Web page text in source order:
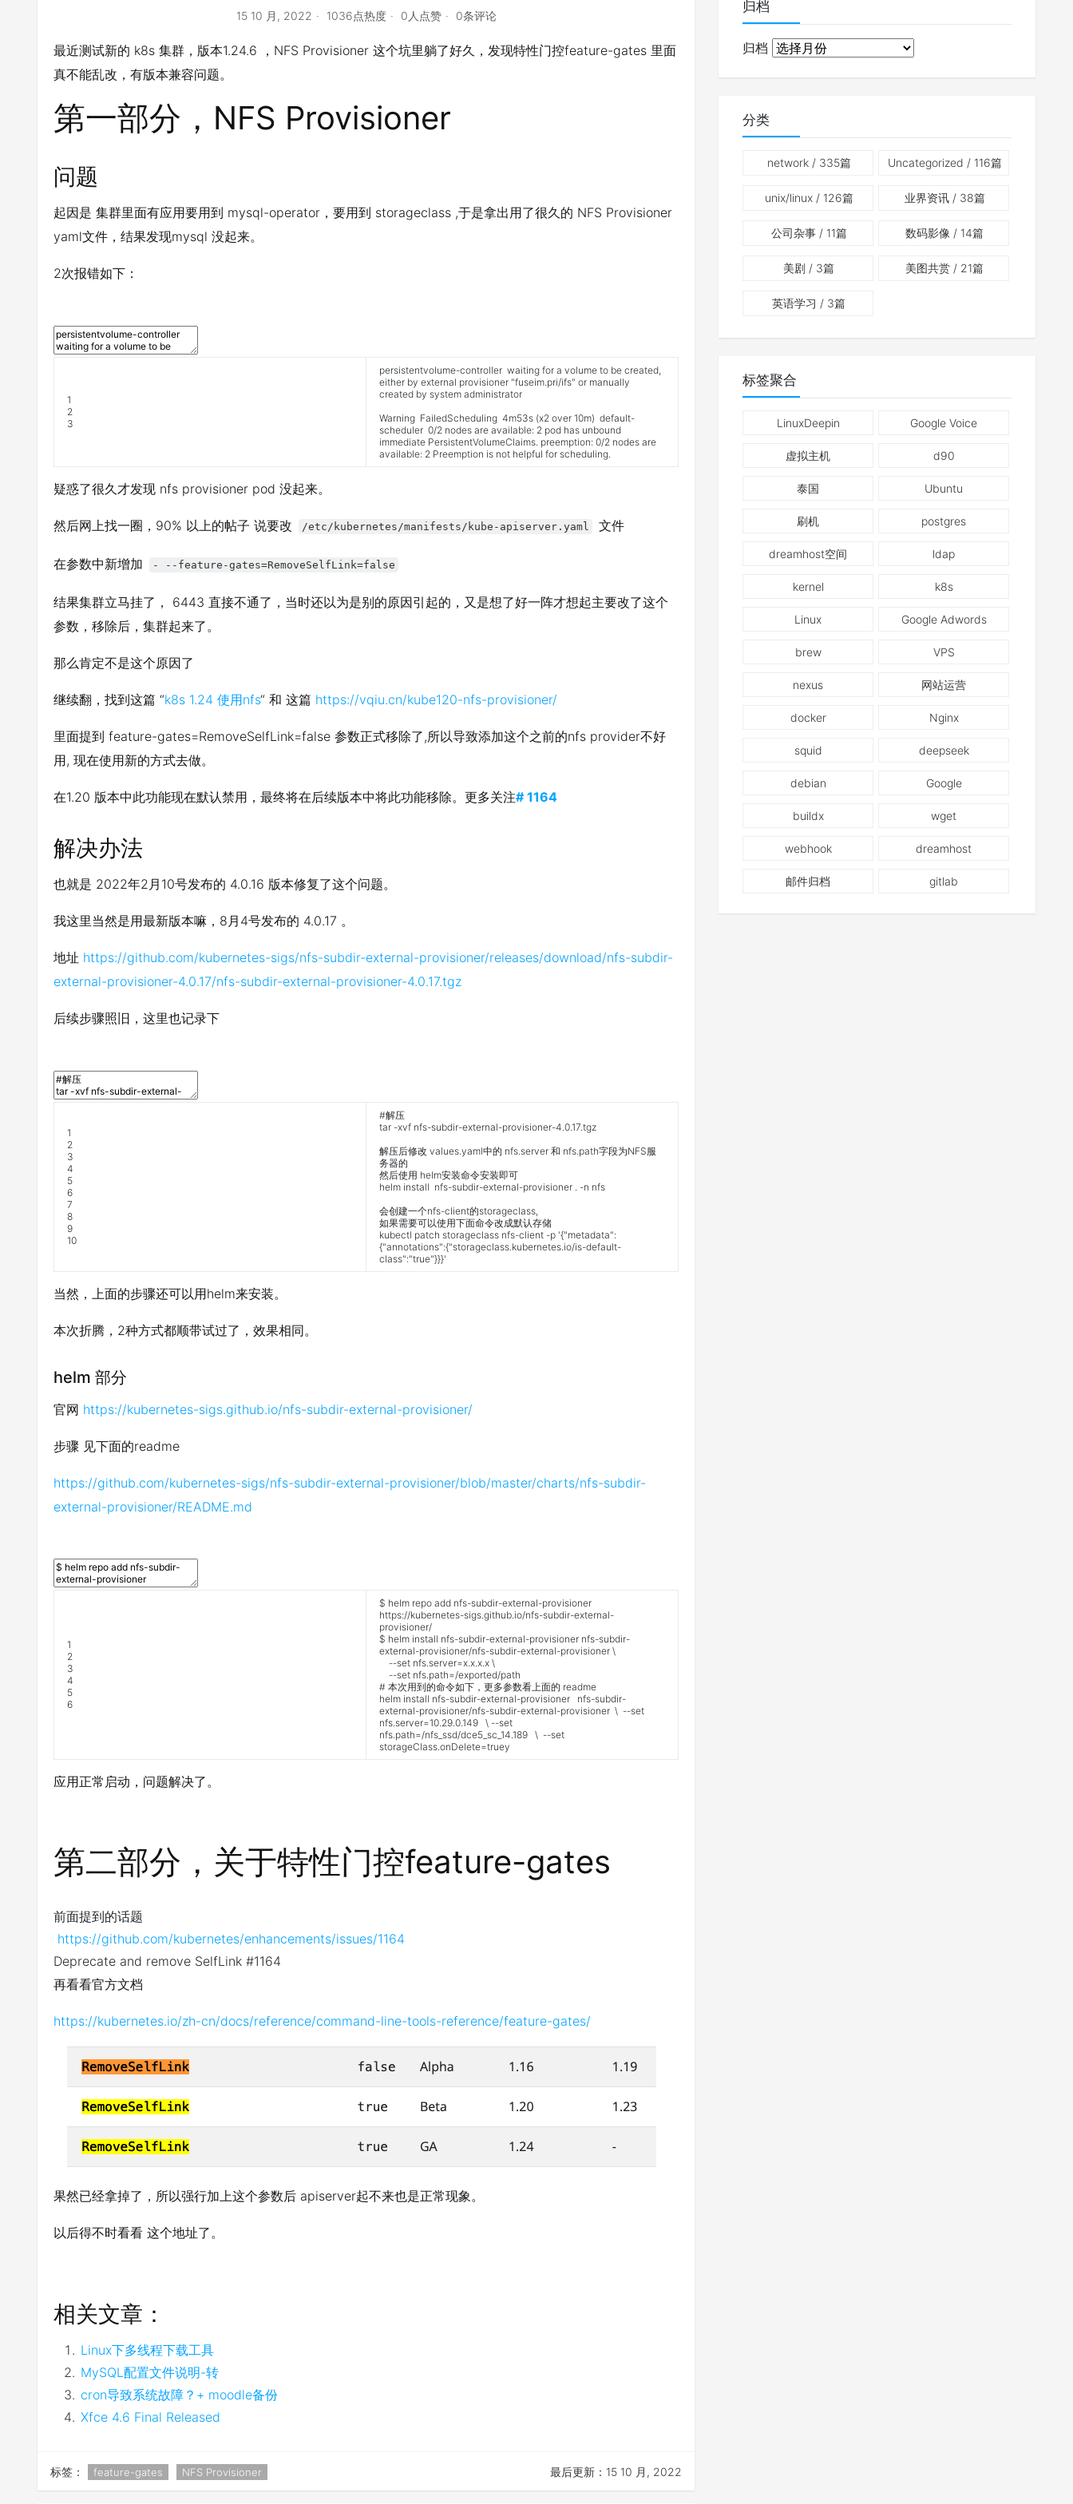
15 10 月, 2022 1036点热度 0人点赞 0条评论
最近测试新的 k8s 集群，版本1.24.6 ，NFS Provisioner 这个坑里躺了好久，发现特性门控feature-gates 里面
真不能乱改，有版本兼容问题。
第一部分，NFS Provisioner
问题
起因是 集群里面有应用要用到 mysql-operator，要用到 storageclass ,于是拿出用了很久的 NFS Provisioner
yaml文件，结果发现mysql 没起来。
2次报错如下：
1
2
3
persistentvolume-controller waiting for a volume to be created,
either by external provisioner "fuseim.pri/ifs" or manually
created by system administrator
Warning FailedScheduling 4m53s (x2 over 10m) default-
scheduler 0/2 nodes are available: 2 pod has unbound
immediate PersistentVolumeClaims preemption: 0/2 nodes are
available: 2 Preemption is not helpful for scheduling
疑惑了很久才发现 nfs provisioner pod 没起来。
然后网上找一圈，90% 以上的帖子 说要改 /etc/kubernetes/manifests/kube-apiserver.yaml 文件
在参数中新增加 - --feature-gates=RemoveSelfLink=false
结果集群立马挂了， 6443 直接不通了，当时还以为是别的原因引起的，又是想了好一阵才想起主要改了这个
参数，移除后，集群起来了。
那么肯定不是这个原因了
继续翻，找到这篇 “k8s 1.24 使用nfs“ 和 这篇 https://vqiu.cn/kube120-nfs-provisioner/
里面提到 feature-gates=RemoveSelfLink=false 参数正式移除了,所以导致添加这个之前的nfs provider不好
用, 现在使用新的方式去做。
在1.20 版本中此功能现在默认禁用，最终将在后续版本中将此功能移除。更多关注# 1164
解决办法
也就是 2022年2月10号发布的 4.0.16 版本修复了这个问题。
我这里当然是用最新版本嘛，8月4号发布的 4.0.17 。
地址 https://github.com/kubernetes-sigs/nfs-subdir-external-provisioner/releases/download/nfs-subdir-
external-provisioner-4.0.17/nfs-subdir-external-provisioner-4.0.17.tgz
后续步骤照旧，这里也记录下
1
2
3
4
5
6
7
8
9
10
#解压
tar -xvf nfs-subdir-external-provisioner-4.0.17.tgz
解压后修改 values yaml中的 nfs server 和 nfs path字段为NFS服
务器的
然后使用 helm安装命令安装即可
helm install nfs-subdir-external-provisioner -n nfs
会创建一个nfs-client的storageclass,
如果需要可以使用下面命令改成默认存储
kubectl patch storageclass nfs-client -p '{"metadata":
{"annotations":{"storageclass.kubernetes.io/is-default-
class":"true"}}}'
当然，上面的步骤还可以用helm来安装。
本次折腾，2种方式都顺带试过了，效果相同。
helm 部分
官网 https://kubernetes-sigs.github.io/nfs-subdir-external-provisioner/
步骤 见下面的readme
https://github.com/kubernetes-sigs/nfs-subdir-external-provisioner/blob/master/charts/nfs-subdir-
external-provisioner/README.md
1
2
3
4
5
6
$ helm repo add nfs-subdir-external-provisioner
https://kubernetes-sigs.github.io/nfs-subdir-external-
provisioner/
$ helm install nfs-subdir-external-provisioner nfs-subdir-
external-provisioner/nfs-subdir-external-provisioner \
--set nfs.server=x.x.x.x \
--set nfs.path=/exported/path
# 本次用到的命令如下，更多参数看上面的 readme
helm install nfs-subdir-external-provisioner nfs-subdir-
external-provisioner/nfs-subdir-external-provisioner \ --set
nfs.server=10.29.0.149 \ --set
nfs.path=/nfs_ssd/dce5_sc_14.189 \ --set
storageClass.onDelete=truey
应用正常启动，问题解决了。
第二部分，关于特性门控feature-gates
前面提到的话题
https://github.com/kubernetes/enhancements/issues/1164
Deprecate and remove SelfLink #1164
再看看官方文档
https://kubernetes.io/zh-cn/docs/reference/command-line-tools-reference/feature-gates/
果然已经拿掉了，所以强行加上这个参数后 apiserver起不来也是正常现象。
以后得不时看看 这个地址了。
相关文章：
Linux下多线程下载工具
MySQL配置文件说明-转
cron导致系统故障？+ moodle备份
Xfce 4.6 Final Released
标签： feature-gates NFS Provisioner 最后更新：15 10 月, 2022
归档
归档
分类
network/ 335篇 Uncategorized / 116篇
unix/linux/ 126篇 业界资讯/ 38篇
公司杂事/ 11篇 数码影像 / 14篇
美剧 / 3篇 美图共赏 / 21篇
英语学习 / 3篇
标签聚合
LinuxDeepin Google Voice
虚拟主机 d90
泰国 Ubuntu
刷机 postgres
dreamhost空间 ldap
kernel k8s
Linux Google Adwords
brew VPS
nexus 网站运营
docker Nginx
squid deepseek
debian Google
buildx wget
webhook dreamhost
邮件归档 gitlab